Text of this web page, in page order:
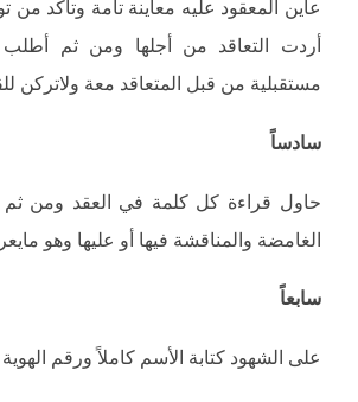
عاين المعقود عليه معاينة تامة وتأكد من
أردت التعاقد من أجلها ومن ثم
مستقبلية من قبل المتعاقد معة ولاتركن
سادساً
حاول قراءة كل كلمة في العقد ومن ثم
الغامضة والمناقشة فيها أو عليها وهو
سابعاً
على الشهود كتابة الأسم كاملاً ورقم